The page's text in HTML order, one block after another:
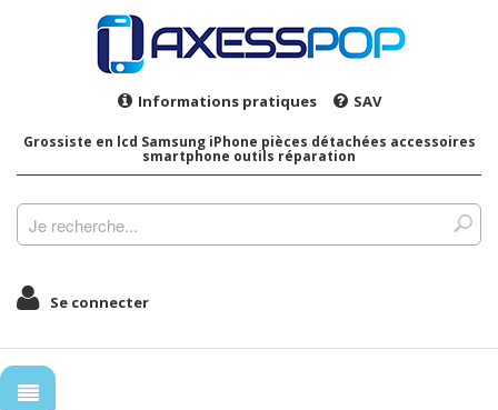
Informations pratiques SAV
Grossiste en lcd Samsung iPhone pièces détachées accessoires
smartphone outils réparation
Se connecter